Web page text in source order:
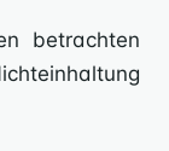
betrachten